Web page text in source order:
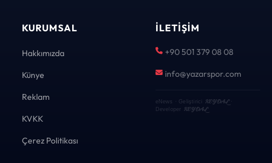
KURUMSAL
Hakkımızda
Künye
Reklam
KVKK
Çerez Politikası
İLETIŞIM
+90 501 379 08 08
info@yazarspor.com
eNews · Geliştirici KEYDAL·
Developer KEYDAL